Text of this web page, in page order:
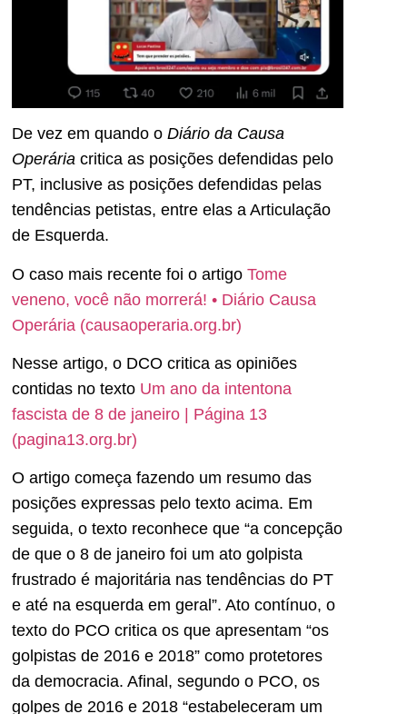
De vez em quando o Diário da Causa
Operária critica as posições defendidas pelo
PT, inclusive as posições defendidas pelas
tendências petistas, entre elas a Articulação
de Esquerda.
O caso mais recente foi o artigo Tome
veneno, você não morrerá! • Diário Causa
Operária (causaoperaria.org.br)
Nesse artigo, o DCO critica as opiniões
contidas no texto Um ano da intentona
fascista de 8 de janeiro | Página 13
(pagina13.org.br)
O artigo começa fazendo um resumo das
posições expressas pelo texto acima. Em
seguida, o texto reconhece que “a concepção
de que o 8 de janeiro foi um ato golpista
frustrado é majoritária nas tendências do PT
e até na esquerda em geral”. Ato contínuo, o
texto do PCO critica os que apresentam “os
golpistas de 2016 e 2018” como protetores
da democracia. Afinal, segundo o PCO, os
golpes de 2016 e 2018 “estabeleceram um